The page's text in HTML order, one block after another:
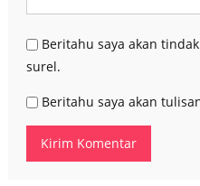
Beritahu saya akan
surel.
Beritahu saya akan